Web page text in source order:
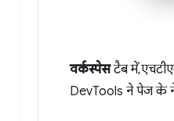
वर्कस्पेसटैब में,
DevTools ने पेज के